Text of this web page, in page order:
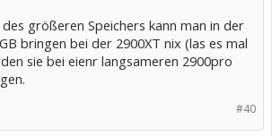
größeren Speichers kann man in der
bringen bei der 2900XT nix (las es mal
sie bei eienr langsameren 2900pro
#40